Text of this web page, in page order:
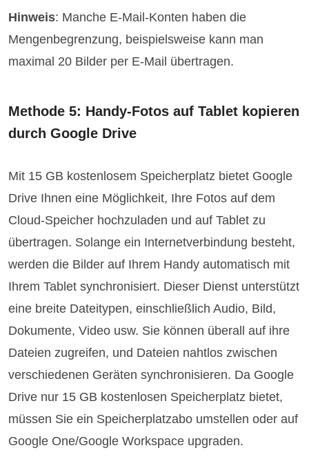
Hinweis: Manche E-Mail-Konten haben die
Mengenbegrenzung, beispielsweise kann man
maximal 20 Bilder per E-Mail übertragen.
Methode 5: Handy-Fotos auf Tablet kopieren
durch Google Drive
Mit 15 GB kostenlosem Speicherplatz bietet Google
Drive Ihnen eine Möglichkeit, Ihre Fotos auf dem
Cloud-Speicher hochzuladen und auf Tablet zu
übertragen. Solange ein Internetverbindung besteht,
werden die Bilder auf Ihrem Handy automatisch mit
Ihrem Tablet synchronisiert. Dieser Dienst unterstützt
eine breite Dateitypen, einschließlich Audio, Bild,
Dokumente, Video usw. Sie können überall auf ihre
Dateien zugreifen, und Dateien nahtlos zwischen
verschiedenen Geräten synchronisieren. Da Google
Drive nur 15 GB kostenlosen Speicherplatz bietet,
müssen Sie ein Speicherplatzabo umstellen oder auf
Google One/Google Workspace upgraden.